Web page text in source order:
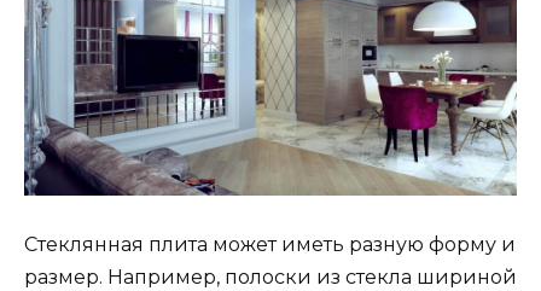
Стеклянная плита может иметь разную форму и
размер. Например, полоски из стекла шириной